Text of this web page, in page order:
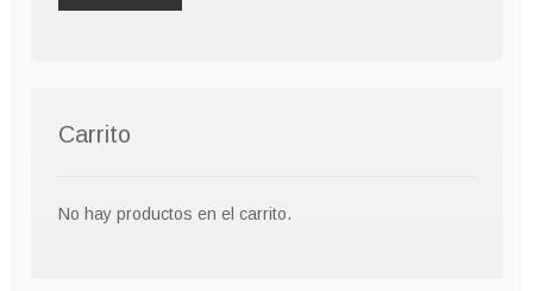
Carrito
No hay productos en el carrito.